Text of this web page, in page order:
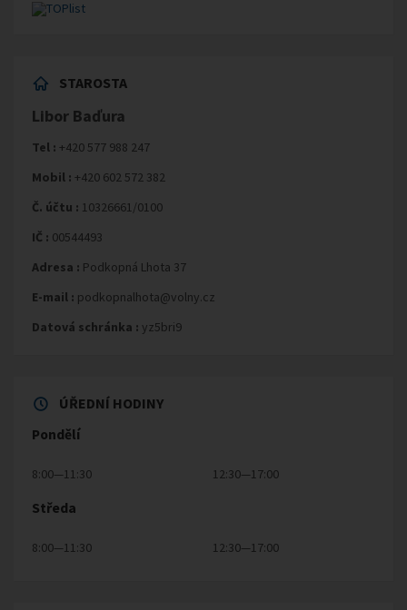
STAROSTA
Libor Baďura
Tel : +420 577 988 247
Mobil : +420 602 572 382
Č. účtu : 10326661/0100
IČ : 00544493
Adresa : Podkopná Lhota 37
E-mail : podkopnalhota@volny.cz
Datová schránka : yz5bri9
ÚŘEDNÍ HODINY
Pondělí
8:00—11:30 12:30—17:00
Středa
8:00—11:30 12:30—17:00